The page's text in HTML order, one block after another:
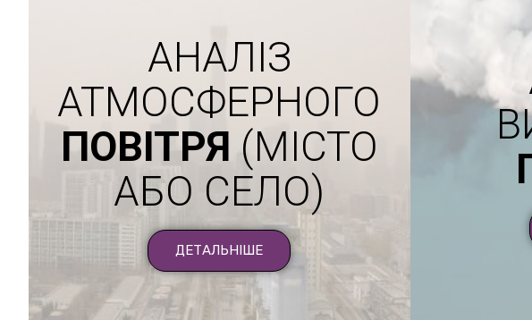
АНАЛІЗ
АТМОСФЕРНОГО
ПОВІТРЯ (МІСТО
АБО СЕЛО)
ДЕТАЛЬНІШЕ